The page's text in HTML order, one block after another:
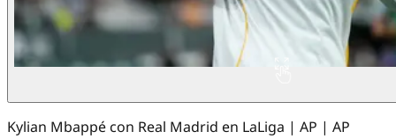
Kylian Mbappé con Real Madrid en LaLiga | AP | AP